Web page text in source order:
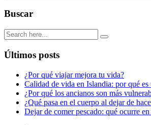
Buscar
Últimos posts
¿Por qué viajar mejora tu vida?
Calidad de vida en Islandia: por qué
¿Por qué los ancianos son más
¿Qué pasa en el cuerpo al dejar de
Dejar de comer pescado: qué ocurre